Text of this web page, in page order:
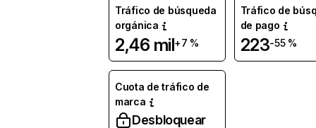
Tráfico de búsqueda
orgánica
2,46 mil+7 %
Tráfico de
de pago
223-55 %
Cuota de tráfico de
marca
Desbloquear